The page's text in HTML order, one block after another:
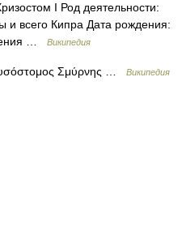
I Род деятельности:
и всего Кипра Дата рождения:
…
Википедия
Σμύρνης … Википедия